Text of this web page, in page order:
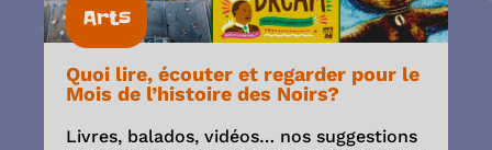
Arts
Quoi lire, écouter et regarder pour le
Mois de l’histoire des Noirs?
Livres, balados, vidéos… nos suggestions